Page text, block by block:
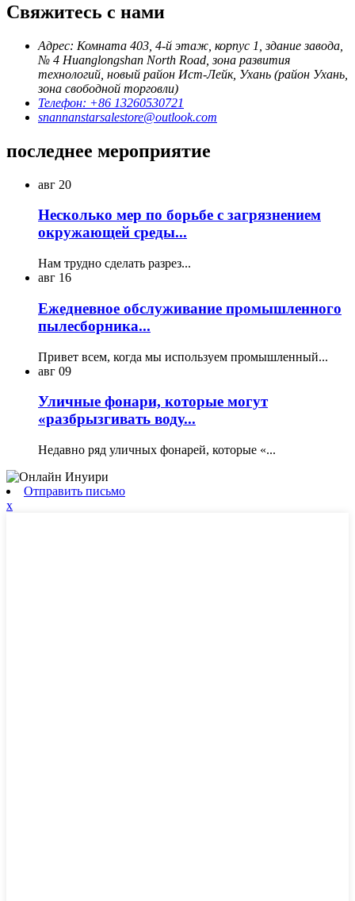
Свяжитесь с нами
Адрес: Комната 403, 4-й этаж, корпус 1, здание завода,
№ 4 Huanglongshan North Road, зона развития
технологий, новый район Ист-Лейк, Ухань (район Ухань,
зона свободной торговли)
Телефон: +86 13260530721
snannanstarsalestore@outlook.com
последнее мероприятие
авг 20
Несколько мер по борьбе с загрязнением
окружающей среды...
Нам трудно сделать разрез...
авг 16
Ежедневное обслуживание промышленного
пылесборника...
Привет всем, когда мы используем промышленный...
авг 09
Уличные фонари, которые могут
«разбрызгивать воду...
Недавно ряд уличных фонарей, которые «...
Отправить письмо
x